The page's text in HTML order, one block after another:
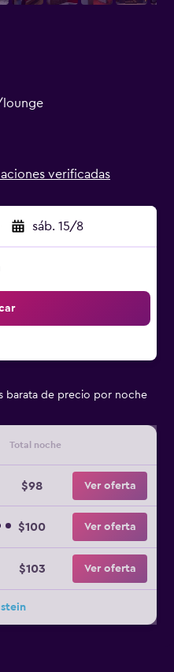
lounge
verificadas
sáb. 15/8
barata de precio por noche
Total noche
$98 Ver oferta
$100 Ver oferta
$103 Ver oferta